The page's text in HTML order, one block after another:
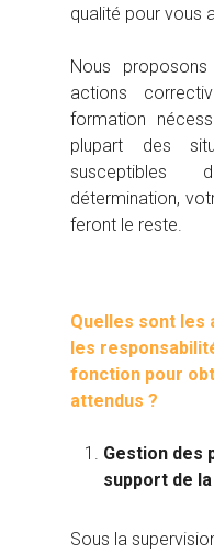
qualité pour vous
Nous
actions
formation
plupart des
susceptibles
détermination,
feront le reste.
Quelles sont les
les
fonction pour
attendus ?
Gestion des
support de la
Sous la